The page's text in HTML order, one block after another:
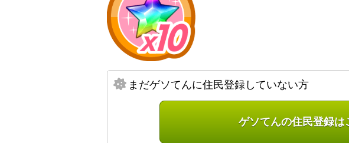
まだゲソてんに住民登録していない方
ゲソてんの住民登録は